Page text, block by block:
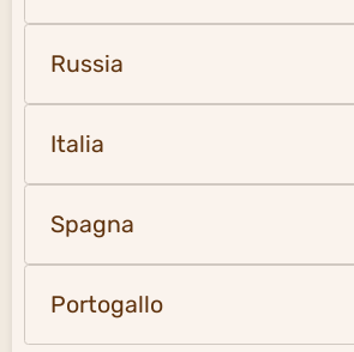
Russia
Italia
Spagna
Portogallo